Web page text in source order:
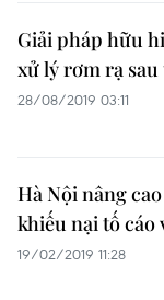
Giải pháp hữu
xử lý rơm rạ
28/08/2019 03:11
Hà Nội nâng
khiếu nại tố cáo
19/02/2019 11:28